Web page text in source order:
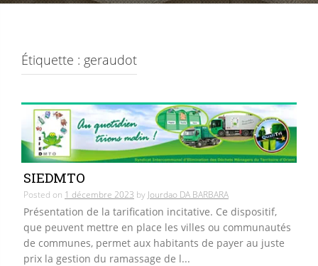
Étiquette : geraudot
SIEDMTO
Posted on 1 décembre 2023 by Jourdao DA BARBARA
Présentation de la tarification incitative. Ce dispositif,
que peuvent mettre en place les villes ou communautés
de communes, permet aux habitants de payer au juste
prix la gestion du ramassage de l...